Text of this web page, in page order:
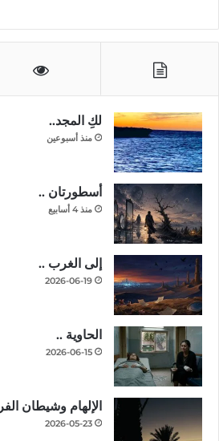
لكِ المجد..
منذ أسبوعين
أسطورتان ..
منذ 4 أسابيع
إلى الغرب ..
2026-06-19
الحاوية ..
2026-06-15
الإلهام وشيطان
2026-05-23